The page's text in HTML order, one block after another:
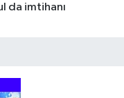
da imtihanı